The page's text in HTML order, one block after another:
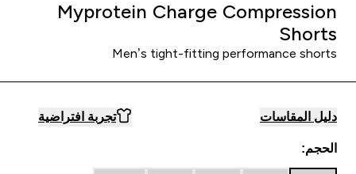
Myprotein Charge Compression
Shorts
Men’s tight-fitting performance shorts
دليل المقاسات تجربة افتراضية
الحجم: